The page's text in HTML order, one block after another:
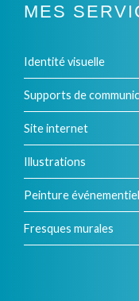
options
être
choisies
sur
la
page
produit
MES
Identité visuelle
Supports de
Site internet
Illustrations
Peinture
Fresques murales